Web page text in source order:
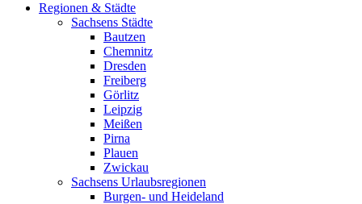
Regionen & Städte
Sachsens Städte
Bautzen
Chemnitz
Dresden
Freiberg
Görlitz
Leipzig
Meißen
Pirna
Plauen
Zwickau
Sachsens Urlaubsregionen
Burgen- und Heideland